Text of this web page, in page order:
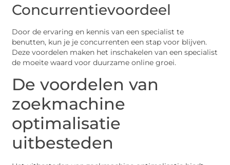
Concurrentievoordeel
Door de ervaring en kennis van een specialist te
benutten, kun je je concurrenten een stap voor blijven.
Deze voordelen maken het inschakelen van een specialist
de moeite waard voor duurzame online groei.
De voordelen van
zoekmachine
optimalisatie
uitbesteden